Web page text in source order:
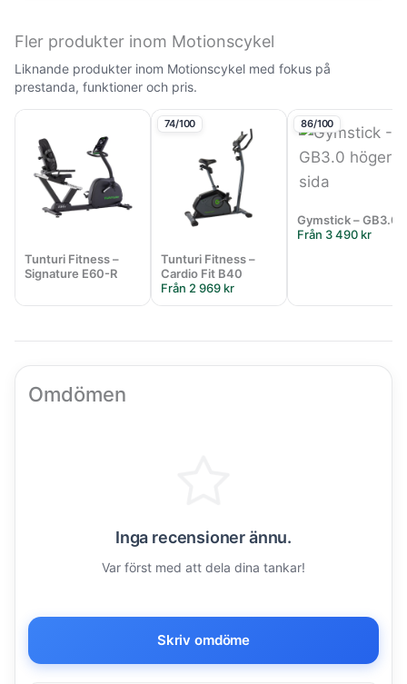
Fler produkter inom Motionscykel
Liknande produkter inom Motionscykel med fokus på
prestanda, funktioner och pris.
Tunturi Fitness –
Signature E60-R
74/100
Tunturi Fitness –
Cardio Fit B40
Från 2 969 kr
86/100
Gymstick – GB3.0
Från 3 490 kr
Omdömen
Inga recensioner ännu.
Var först med att dela dina tankar!
Skriv omdöme